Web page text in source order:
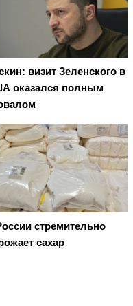
визит Зеленского в
оказался полным
стремительно
сахар